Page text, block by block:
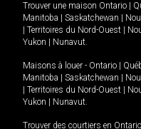
Trouver une maison Ontario
Manitoba
Saskatchewan
Territoires du Nord-Ouest
Yukon
Nunavut.
Maisons à louer - Ontario
Manitoba
Saskatchewan
Territoires du Nord-Ouest
Yukon
Nunavut.
Trouver des courtiers en Ontario